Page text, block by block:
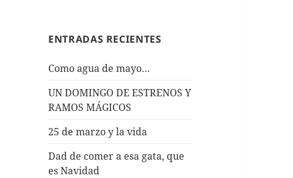
ENTRADAS RECIENTES
Como agua de mayo…
UN DOMINGO DE ESTRENOS Y
RAMOS MÁGICOS
25 de marzo y la vida
Dad de comer a esa gata, que
es Navidad